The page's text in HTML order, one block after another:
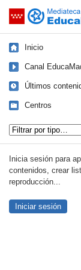
Saltar navegación
Inicio
Canal
Últimos
Centros
Inicia sesión para
contenidos, crear
reproducción...
Iniciar sesión